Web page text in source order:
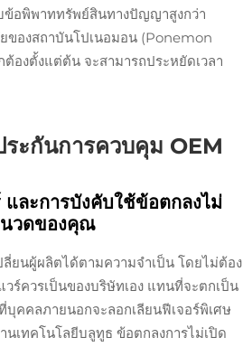
ข้อพิพาททรัพย์สินทางปัญญาสูงกว่า
ของสถาบันโปเนอมอน (Ponemon
งตั้งแต่ต้น จะสามารถประหยัดเวลา
ะกันการควบคุม OEM
ละการบังคับใช้ข้อตกลงไม่
นวดของคุณ
ยนผู้ผลิตได้ตามความจำเป็น โดยไม่ต้อง
ร์ควรเป็นของบริษัทเอง แทนที่จะตกเป็น
บุคคลภายนอกจะลอกเลียนฟีเจอร์พิเศษ
นเทคโนโลยีบลูทูธ ข้อตกลงการไม่เปิด